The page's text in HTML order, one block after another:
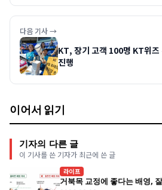
다음 기사 →
KT, 장기 고객 100명 KT위
진행
이어서 읽기
기자의 다른 글
이 기사를 쓴 기자가 최근에 쓴 글
라이프
거북목 교정에 좋다는 배영,